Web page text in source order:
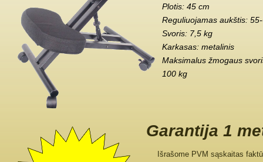
Plotis: 45 cm
Reguliuojamas aukštis:
Svoris: 7,5 kg
Karkasas: metalinis
Maksimalus žmogaus
100 kg
Garantija 1
Išrašome PVM sąskaitas